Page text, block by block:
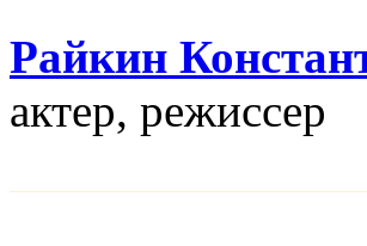
Райкин
актер, режисcер